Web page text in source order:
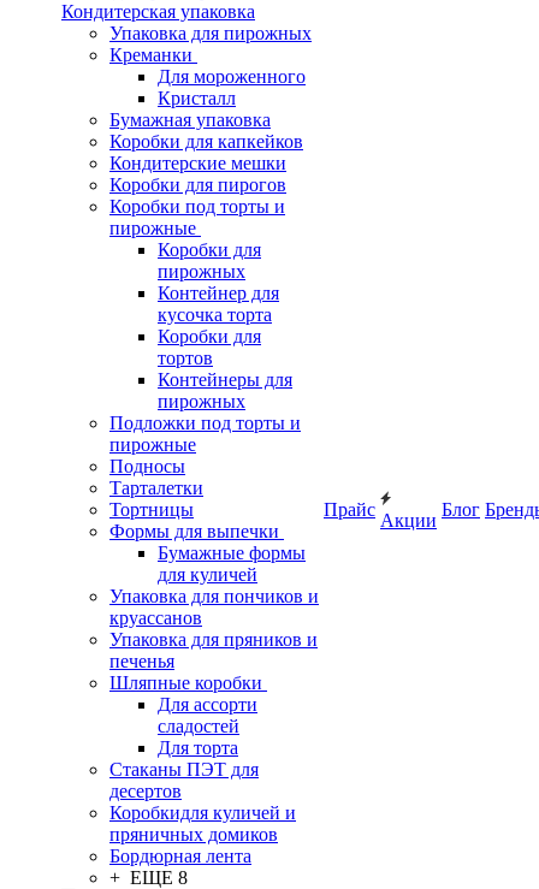
Кондитерская упаковка
Упаковка для пирожных
Креманки
Для мороженного
Кристалл
Бумажная упаковка
Коробки для капкейков
Кондитерские мешки
Коробки для пирогов
Коробки под торты и
пирожные
Коробки для
пирожных
Контейнер для
кусочка торта
Коробки для
тортов
Контейнеры для
пирожных
Подложки под торты и
пирожные
Подносы
Тарталетки
Тортницы
Формы для выпечки
Бумажные формы
для куличей
Упаковка для пончиков и
круассанов
Упаковка для пряников и
печенья
Шляпные коробки
Для ассорти
сладостей
Для торта
Стаканы ПЭТ для
десертов
Коробкидля куличей и
пряничных домиков
Бордюрная лента
+ ЕЩЕ 8
Прайс
Акции
Блог